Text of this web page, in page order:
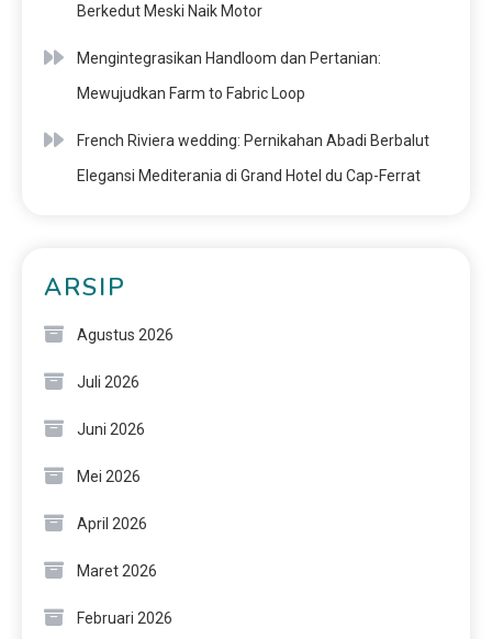
Berkedut Meski Naik Motor
Mengintegrasikan Handloom dan Pertanian:
Mewujudkan Farm to Fabric Loop
French Riviera wedding: Pernikahan Abadi Berbalut
Elegansi Mediterania di Grand Hotel du Cap-Ferrat
ARSIP
Agustus 2026
Juli 2026
Juni 2026
Mei 2026
April 2026
Maret 2026
Februari 2026